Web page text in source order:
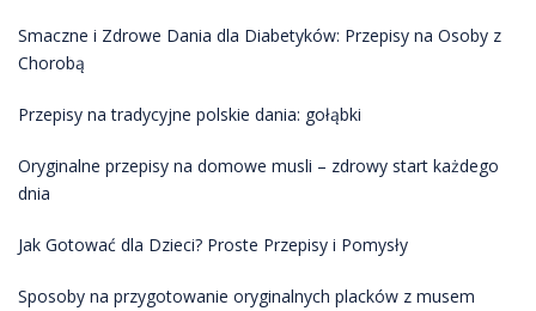
Smaczne i Zdrowe Dania dla Diabetyków: Przepisy na Osoby z
Chorobą
Przepisy na tradycyjne polskie dania: gołąbki
Oryginalne przepisy na domowe musli – zdrowy start każdego
dnia
Jak Gotować dla Dzieci? Proste Przepisy i Pomysły
Sposoby na przygotowanie oryginalnych placków z musem